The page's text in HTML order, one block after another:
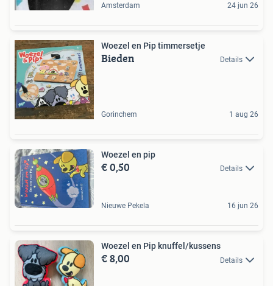
Amsterdam 24 jun 26
Woezel en Pip timmersetje
Bieden Details
Gorinchem 1 aug 26
Woezel en pip
€ 0,50 Details
Nieuwe Pekela 16 jun 26
Woezel en Pip knuffel/kussens
€ 8,00 Details